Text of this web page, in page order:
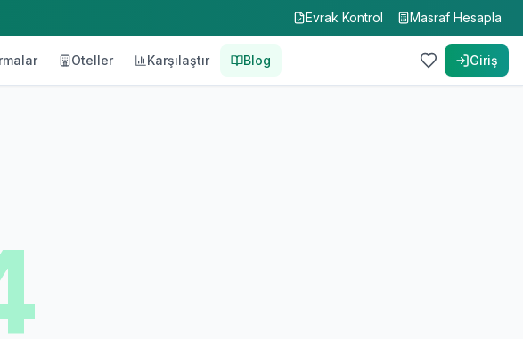
Evrak Kontrol Masraf Hesapla
Oteller Karşılaştır Blog Giriş